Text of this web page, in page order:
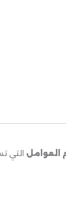
العوامل التي